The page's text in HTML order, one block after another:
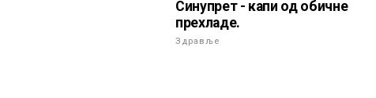
Синупрет - капи од обичне
прехладе.
Здравље